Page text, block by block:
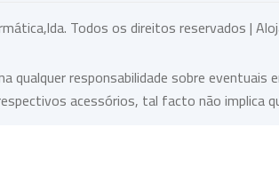
Todos os direitos reservados |
qualquer responsabilidade sobre
acessórios, tal facto não implica